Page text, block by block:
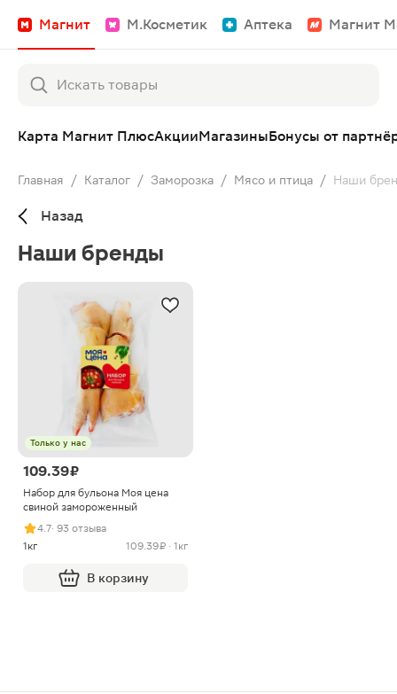
Магнит М.Косметик Аптека Магнит
Карта Магнит ПлюсАкцииМагазиныБонусы от
Главная / Каталог / Заморозка / Мясо и птица / Наши
Назад
Наши бренды
Только у нас
109.39 ₽
Набор для бульона Моя цена
свиной замороженный
4.7· 93 отзыва
1кг
109.39 ₽ · 1кг
В корзину